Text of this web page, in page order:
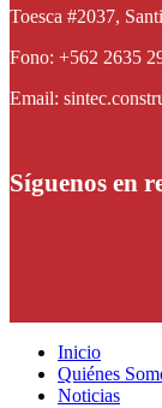
Toesca #2037,
Fono: +562 2635
Email:
Síguenos en
Inicio
Quiénes
Noticias